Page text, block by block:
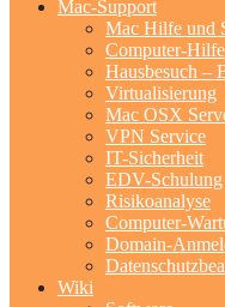
Mac-Support
Mac Hilfe und
Computer-Hilfe
Hausbesuch –
Virtualisierung
Mac OSX
VPN Service
IT-Sicherheit
EDV-Schulung
Risikoanalyse
Computer-
Domain-
Wiki